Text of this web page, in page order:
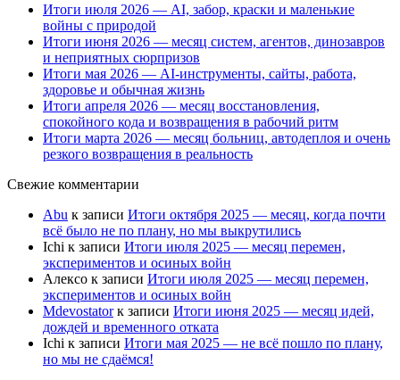
Итоги июля 2026 — AI, забор, краски и маленькие
войны с природой
Итоги июня 2026 — месяц систем, агентов, динозавров
и неприятных сюрпризов
Итоги мая 2026 — AI-инструменты, сайты, работа,
здоровье и обычная жизнь
Итоги апреля 2026 — месяц восстановления,
спокойного кода и возвращения в рабочий ритм
Итоги марта 2026 — месяц больниц, автодеплоя и очень
резкого возвращения в реальность
Свежие комментарии
Abu к записи Итоги октября 2025 — месяц, когда почти
всё было не по плану, но мы выкрутились
Ichi к записи Итоги июля 2025 — месяц перемен,
экспериментов и осиных войн
Алексо к записи Итоги июля 2025 — месяц перемен,
экспериментов и осиных войн
Mdevostatorк записи Итоги июня 2025 — месяц идей,
дождей и временного отката
Ichi к записи Итоги мая 2025 — не всё пошло по плану,
но мы не сдаёмся!